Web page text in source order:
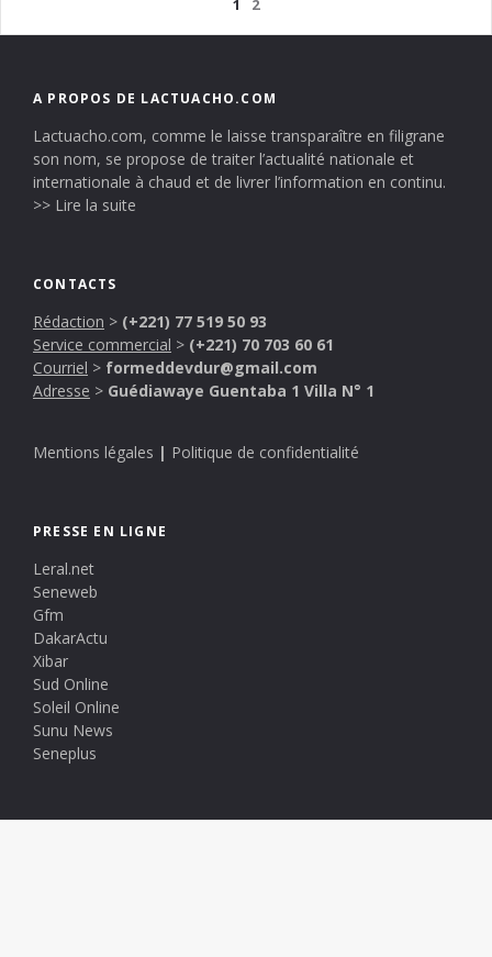
1 2
A PROPOS DE LACTUACHO.COM
Lactuacho.com, comme le laisse transparaître en filigrane
son nom, se propose de traiter l’actualité nationale et
internationale à chaud et de livrer l’information en continu.
>> Lire la suite
CONTACTS
Rédaction > (+221) 77 519 50 93
Service commercial > (+221) 70 703 60 61
Courriel > formeddevdur@gmail.com
Adresse > Guédiawaye Guentaba 1 Villa N° 1
Mentions légales | Politique de confidentialité
PRESSE EN LIGNE
Leral.net
Seneweb
Gfm
DakarActu
Xibar
Sud Online
Soleil Online
Sunu News
Seneplus